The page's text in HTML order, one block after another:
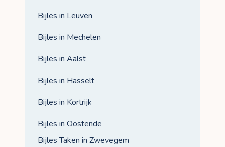
Bijles in Leuven
Bijles in Mechelen
Bijles in Aalst
Bijles in Hasselt
Bijles in Kortrijk
Bijles in Oostende
Bijles Taken in Zwevegem